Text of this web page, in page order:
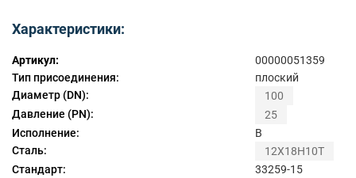
Характеристики:
Артикул:
00000051359
Тип присоединения:
плоский
Диаметр (DN):
100
Давление (PN):
25
Исполнение:
B
Сталь:
12Х18Н10Т
Стандарт:
33259-15